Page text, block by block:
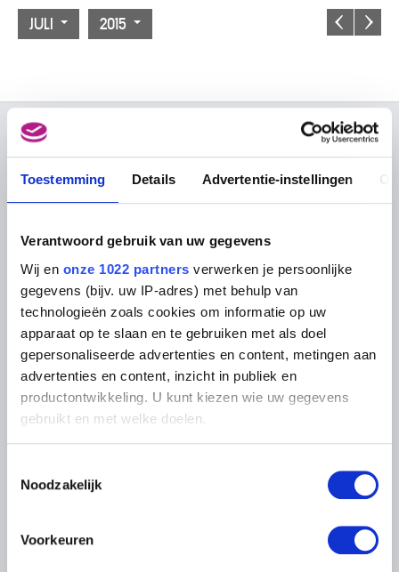
Toestemming Details Advertentie-instellingen
Verantwoord gebruik van uw gegevens
Wij en onze 1022 partners verwerken je persoonlijke
gegevens (bijv. uw IP-adres) met behulp van
technologieën zoals cookies om informatie op uw
apparaat op te slaan en te gebruiken met als doel
gepersonaliseerde advertenties en content, metingen aan
advertenties en content, inzicht in publiek en
productontwikkeling. U kunt kiezen wie uw gegevens
gebruikt en met welke doelen.
Informatie verzamelen over uw geografische
locatie, die tot een paar meter nauwkeurig kan zijn
scannen op specifieke eigenschappen (fingerprinting)
Noodzakelijk
Voorkeuren
JULI 2015
OVER DE MUSEA
Veelgestelde vragen
Tickets
In de Musea
Evenementen
Museum Shop
Bezoekersreglement
Instelling
Onderzoek
Fotodienst
Archief voor Hedendaagse
Kunst in België
Digitaal Museum
Educatie
Steun ons
Pers
Musée Magritte Museum
Regentschapsstraat 3 – 1000 Brussel